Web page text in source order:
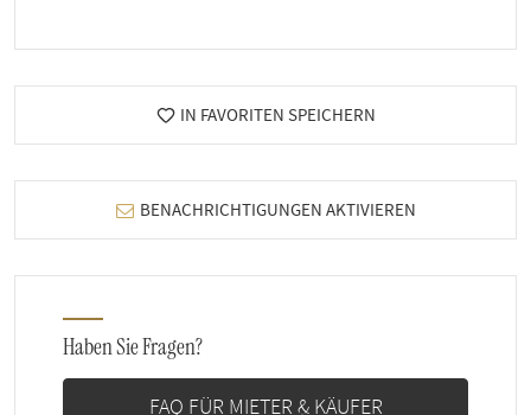
IN FAVORITEN SPEICHERN
BENACHRICHTIGUNGEN AKTIVIEREN
Haben Sie Fragen?
FAQ FÜR MIETER & KÄUFER